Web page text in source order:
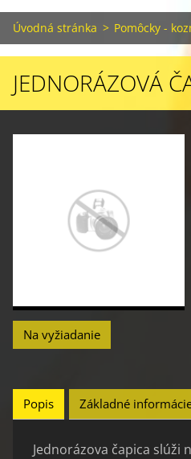
Úvodná stránka > Pomôcky -
JEDNORÁZOVÁ
Na vyžiadanie
Popis Základné
Jednorázova čapica slúži